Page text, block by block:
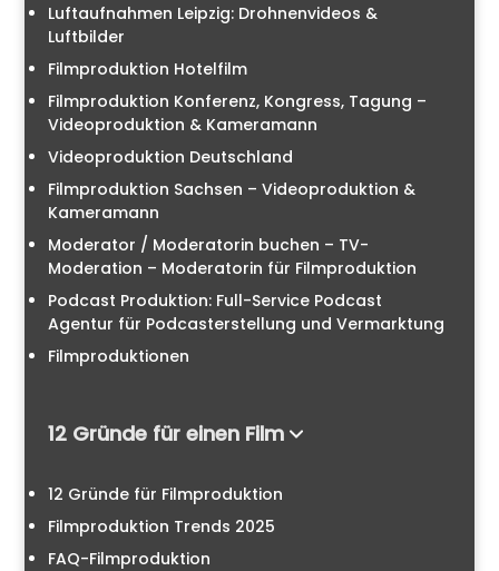
Luftaufnahmen Leipzig: Drohnenvideos &
Luftbilder
Filmproduktion Hotelfilm
Filmproduktion Konferenz, Kongress, Tagung –
Videoproduktion & Kameramann
Videoproduktion Deutschland
Filmproduktion Sachsen – Videoproduktion &
Kameramann
Moderator / Moderatorin buchen – TV-
Moderation – Moderatorin für Filmproduktion
Podcast Produktion: Full-Service Podcast
Agentur für Podcasterstellung und Vermarktung
Filmproduktionen
12 Gründe für einen Film
12 Gründe für Filmproduktion
Filmproduktion Trends 2025
FAQ-Filmproduktion